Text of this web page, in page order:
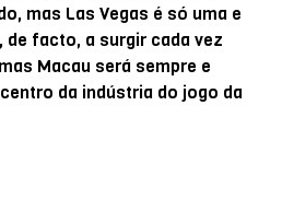
mas Las Vegas é só uma e
de facto, a surgir cada vez
Macau será sempre e
da indústria do jogo da